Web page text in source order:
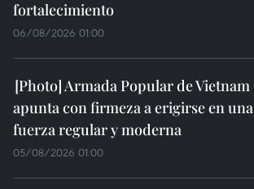
fortalecimiento
06/08/2026 01:00
Armada Popular de Vietnam
apunta con firmeza a erigirse en una
fuerza regular y moderna
05/08/2026 01:00